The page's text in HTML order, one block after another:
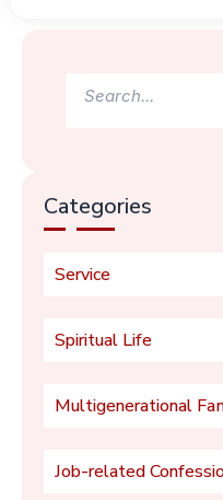
Categories
Service
Spiritual Life
Multigenerational
Job-related